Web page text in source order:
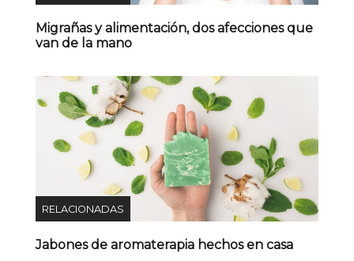
Migrañas y alimentación, dos afecciones que
van de la mano
RELACIONADAS
Jabones de aromaterapia hechos en casa